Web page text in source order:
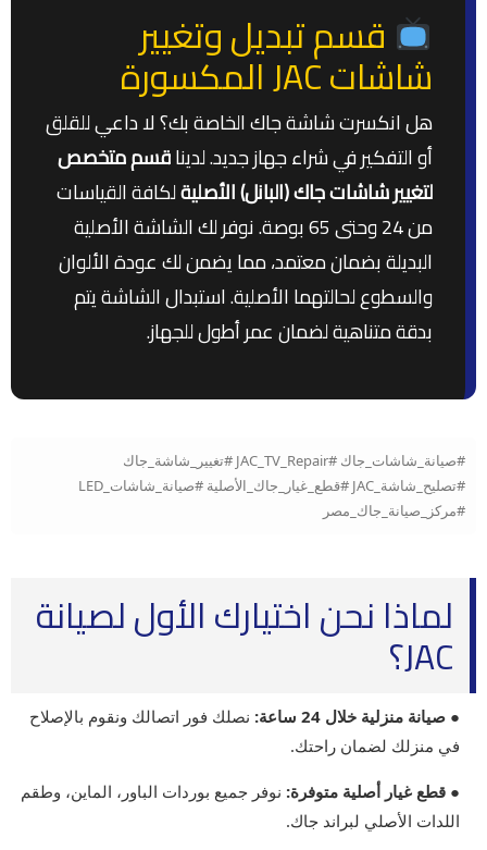
قسم تبديل وتغيير
شاشات JAC المكسورة
هل انكسرت شاشة جاك الخاصة بك؟ لا داعي للقلق
أو التفكير في شراء جهاز جديد. لديناقسم متخصص
لتغيير شاشات جاك (البانل) الأصليةلكافة القياسات
من 24 وحتى 65 بوصة. نوفر لك الشاشة الأصلية
البديلة بضمان معتمد، مما يضمن لك عودة الألوان
والسطوع لحالتهما الأصلية. استبدال الشاشة يتم
بدقة متناهية لضمان عمر أطول للجهاز.
#صيانة_شاشات_جاك #JAC_TV_Repair #تغيير_شاشة_جاك
#تصليح_شاشة_JAC #قطع_غيار_جاك_الأصلية #صيانة_شاشات_LED
#مركز_صيانة_جاك_مصر
لماذا نحن اختيارك الأول لصيانة
JAC؟
● صيانة منزلية خلال 24 ساعة:
نصلك فور اتصالك ونقوم بالإصلاح
في منزلك لضمان راحتك.
● قطع غيار أصلية متوفرة: نوفر جميع بوردات الباور، الماين، وطقم
اللدات الأصلي لبراند جاك.